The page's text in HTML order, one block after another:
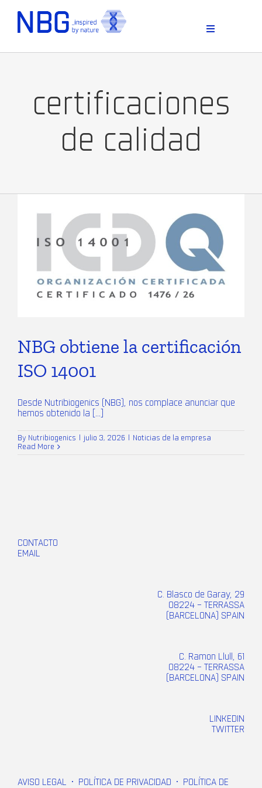
content
Toggle
certificaciones
de calidad
NBG obtiene la certificación
ISO 14001
Desde Nutribiogenics (NBG), nos complace anunciar que
hemos obtenido la [...]
By Nutribiogenics julio 3, 2026
Noticias de la empresa
Read More
CONTACTO
EMAIL
C. Blasco de Garay, 29
08224 – TERRASSA
(BARCELONA) SPAIN
C. Ramon Llull, 61
08224 – TERRASSA
(BARCELONA) SPAIN
LINKEDIN
TWITTER
AVISO LEGAL • POLÍTICA DE PRIVACIDAD • POLÍTICA DE